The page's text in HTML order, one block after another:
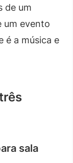
de um
um evento
é a música e
sala